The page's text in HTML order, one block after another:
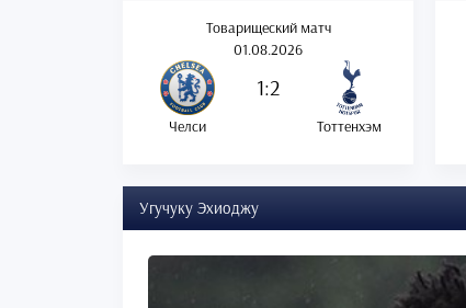
Товарищеский матч
01.08.2026
1:2
Челси Тоттенхэм
Угучуку Эхиоджу